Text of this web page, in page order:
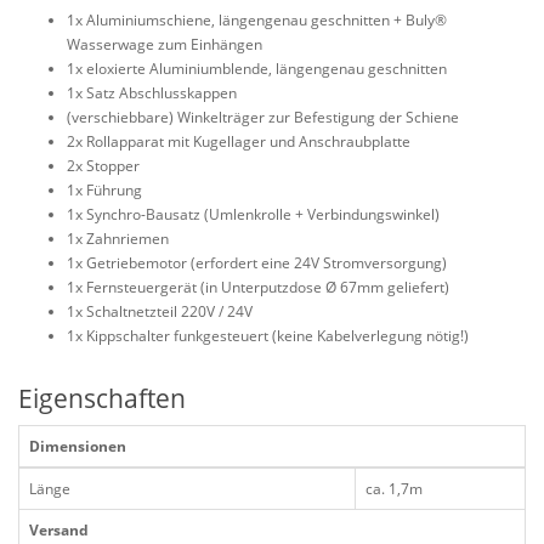
1x Aluminiumschiene, längengenau geschnitten + Buly®
Wasserwage zum Einhängen
1x eloxierte Aluminiumblende, längengenau geschnitten
1x Satz Abschlusskappen
(verschiebbare) Winkelträger zur Befestigung der Schiene
2x Rollapparat mit Kugellager und Anschraubplatte
2x Stopper
1x Führung
1x Synchro-Bausatz (Umlenkrolle + Verbindungswinkel)
1x Zahnriemen
1x Getriebemotor (erfordert eine 24V Stromversorgung)
1x Fernsteuergerät (in Unterputzdose Ø 67mm geliefert)
1x Schaltnetzteil 220V / 24V
1x Kippschalter funkgesteuert (keine Kabelverlegung nötig!)
Eigenschaften
Dimensionen
Länge
ca. 1,7m
Versand